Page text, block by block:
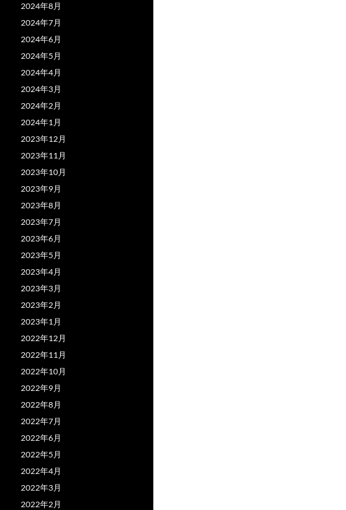
2024年8月
2024年7月
2024年6月
2024年5月
2024年4月
2024年3月
2024年2月
2024年1月
2023年12月
2023年11月
2023年10月
2023年9月
2023年8月
2023年7月
2023年6月
2023年5月
2023年4月
2023年3月
2023年2月
2023年1月
2022年12月
2022年11月
2022年10月
2022年9月
2022年8月
2022年7月
2022年6月
2022年5月
2022年4月
2022年3月
2022年2月